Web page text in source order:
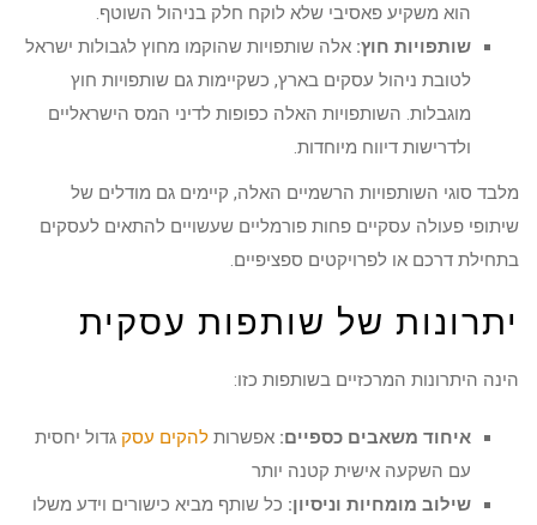
הוא משקיע פאסיבי שלא לוקח חלק בניהול השוטף.
שותפויות חוץ:אלה שותפויות שהוקמו מחוץ לגבולות ישראל
לטובת ניהול עסקים בארץ, כשקיימות גם שותפויות חוץ
מוגבלות. השותפויות האלה כפופות לדיני המס הישראליים
ולדרישות דיווח מיוחדות.
מלבד סוגי השותפויות הרשמיים האלה, קיימים גם מודלים של
שיתופי פעולה עסקיים פחות פורמליים שעשויים להתאים לעסקים
בתחילת דרכם או לפרויקטים ספציפיים.
יתרונות של שותפות עסקית
הינה היתרונות המרכזיים בשותפות כזו:
איחוד משאבים כספיים:אפשרותלהקים עסקגדול יחסית
עם השקעה אישית קטנה יותר
שילוב מומחיות וניסיון:כל שותף מביא כישורים וידע משלו